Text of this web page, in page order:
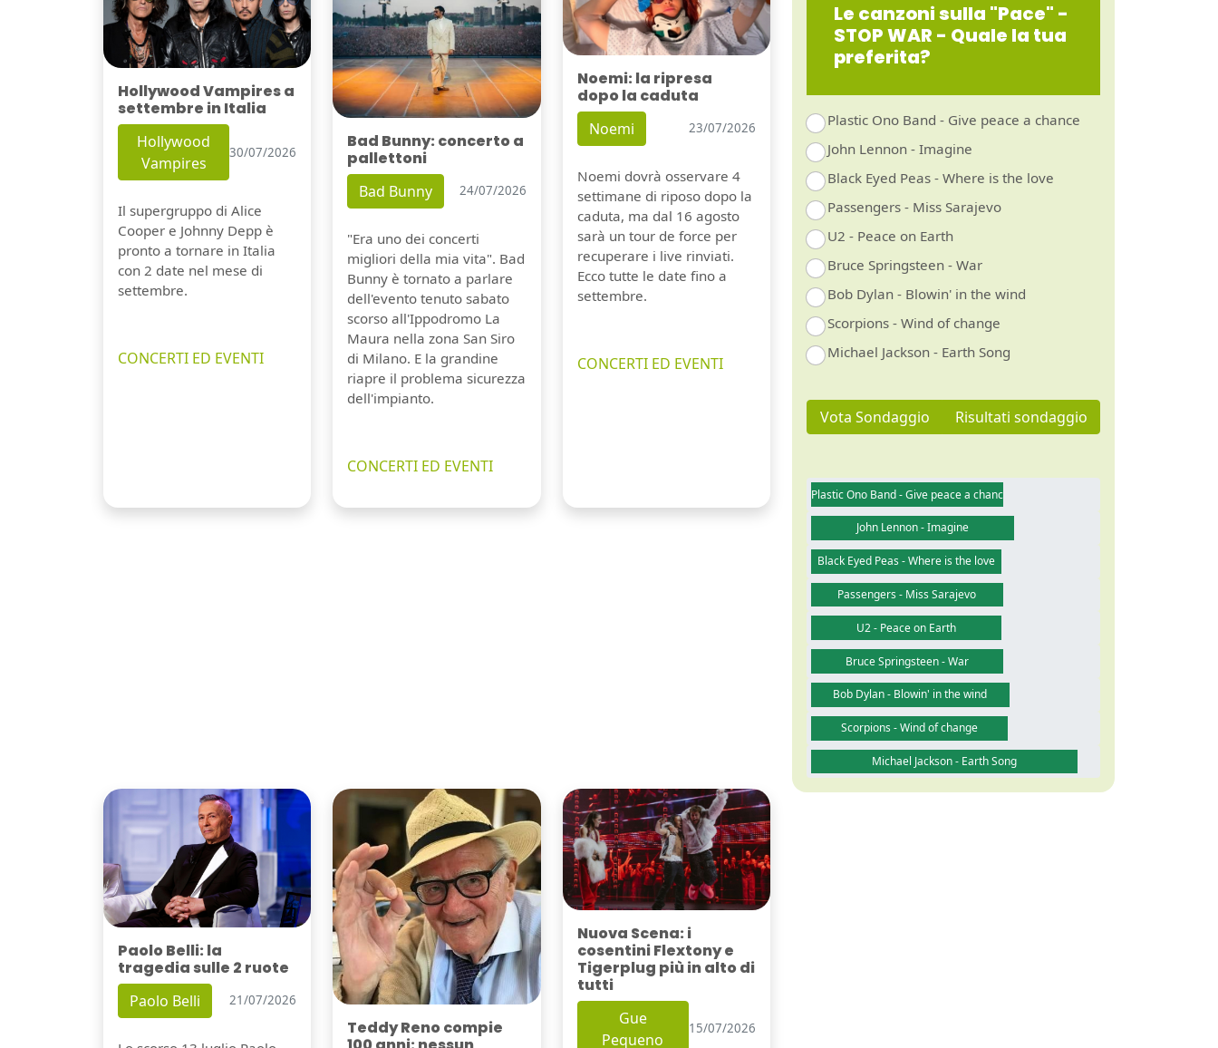
Hollywood Vampires a
settembre in Italia
Hollywood
Vampires
30/07/2026
Il supergruppo di Alice
Cooper e Johnny Depp è
pronto a tornare in Italia
con 2 date nel mese di
settembre.
CONCERTI ED EVENTI
Bad Bunny: concerto a
pallettoni
Bad Bunny 24/07/2026
"Era uno dei concerti
migliori della mia vita". Bad
Bunny è tornato a parlare
dell'evento tenuto sabato
scorso all'Ippodromo La
Maura nella zona San Siro
di Milano. E la grandine
riapre il problema sicurezza
dell'impianto.
CONCERTI ED EVENTI
Noemi: la ripresa
dopo la caduta
Noemi 23/07/2026
Noemi dovrà osservare 4
settimane di riposo dopo la
caduta, ma dal 16 agosto
sarà un tour de force per
recuperare i live rinviati.
Ecco tutte le date fino a
settembre.
CONCERTI ED EVENTI
Paolo Belli: la
tragedia sulle 2 ruote
Paolo Belli 21/07/2026
Teddy Reno compie
Nuova Scena: i
cosentini Flextony e
Tigerplug più in alto di
tutti
Gue
Pequeno
15/07/2026
Le canzoni sulla "Pace" -
STOP WAR - Quale la tua
preferita?
Plastic Ono Band - Give peace a chance
John Lennon - Imagine
Black Eyed Peas - Where is the love
Passengers - Miss Sarajevo
U2 - Peace on Earth
Bruce Springsteen - War
Bob Dylan - Blowin' in the wind
Scorpions - Wind of change
Michael Jackson - Earth Song
Vota Sondaggio Risultati sondaggio
Plastic Ono Band - Give peace a chance
John Lennon - Imagine
Black Eyed Peas - Where is the love
Passengers - Miss Sarajevo
U2 - Peace on Earth
Bruce Springsteen - War
Bob Dylan - Blowin' in the wind
Scorpions - Wind of change
Michael Jackson - Earth Song